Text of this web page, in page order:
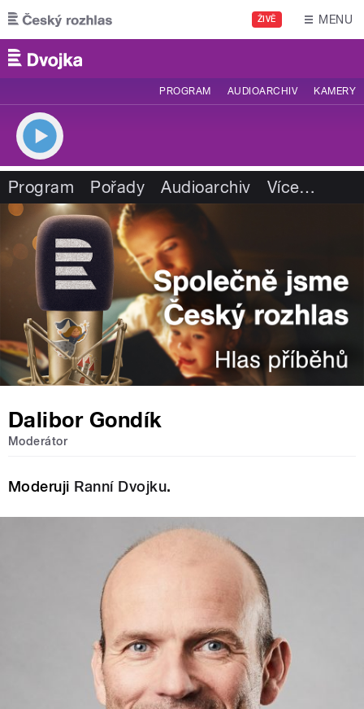
Přejít k hlavnímu obsahu
ŽIVĚ MENU
PROGRAM AUDIOARCHIV KAMERY
Program Pořady Audioarchiv Více…
Dalibor Gondík
Moderátor
Moderuji Ranní Dvojku.